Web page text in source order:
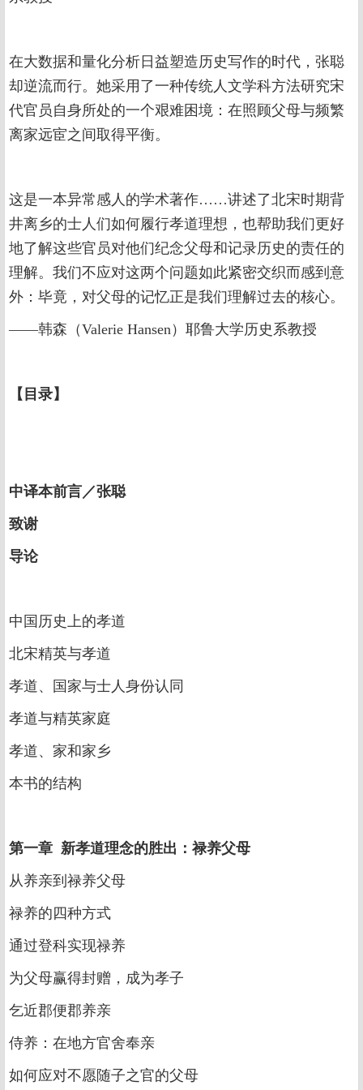
在大数据和量化分析日益塑造历史写作的时代，张聪
却逆流而行。她采用了一种传统人文学科方法研究宋
代官员自身所处的一个艰难困境：在照顾父母与频繁
离家远宦之间取得平衡。
这是一本异常感人的学术著作……讲述了北宋时期背
井离乡的士人们如何履行孝道理想，也帮助我们更好
地了解这些官员对他们纪念父母和记录历史的责任的
理解。我们不应对这两个问题如此紧密交织而感到意
外：毕竟，对父母的记忆正是我们理解过去的核心。
——韩森（Valerie Hansen）耶鲁大学历史系教授
【目录】
中译本前言／张聪
致谢
导论
中国历史上的孝道
北宋精英与孝道
孝道、国家与士人身份认同
孝道与精英家庭
孝道、家和家乡
本书的结构
第一章 新孝道理念的胜出：禄养父母
从养亲到禄养父母
禄养的四种方式
通过登科实现禄养
为父母赢得封赠，成为孝子
乞近郡便郡养亲
侍养：在地方官舍奉亲
如何应对不愿随子之官的父母